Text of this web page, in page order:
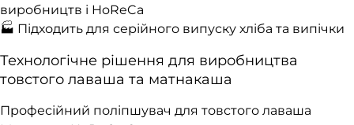
виробництв і HoReCa
🏭 Підходить для серійного випуску хліба та випічки
Технологічне рішення для виробництва
товстого лаваша та матнакаша
Професійний поліпшувач для товстого лаваша